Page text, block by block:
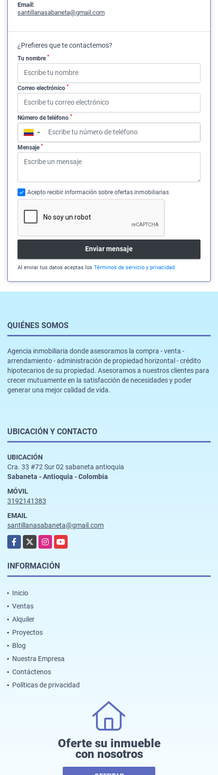
Email:
santillanasabaneta@gmail.com
¿Prefieres que te contactemos?
Tu nombre *
Correo electrónico *
Número de teléfono *
▼
Mensaje *
Acepto recibir información sobre ofertas inmobiliarias
Enviar mensaje
Al enviar tus datos aceptas los Términos de servicio y privacidad
QUIÉNES SOMOS
Agencia inmobiliaria donde asesoramos la compra - venta -
arrendamiento - administración de propiedad horizontal - crédito
hipotecarios de su propiedad. Asesoramos a nuestros clientes para
crecer mutuamente en la satisfacción de necesidades y poder
generar una mejor calidad de vida.
UBICACIÓN Y CONTACTO
UBICACIÓN
Cra. 33 #72 Sur 02 sabaneta antioquia
Sabaneta - Antioquia - Colombia
MÓVIL
3192141383
EMAIL
santillanasabaneta@gmail.com
Facebook
X InstagramYouTube
INFORMACIÓN
Inicio
Ventas
Alquiler
Proyectos
Blog
Nuestra Empresa
Contáctenos
Políticas de privacidad
Oferte su inmueble
con nosotros